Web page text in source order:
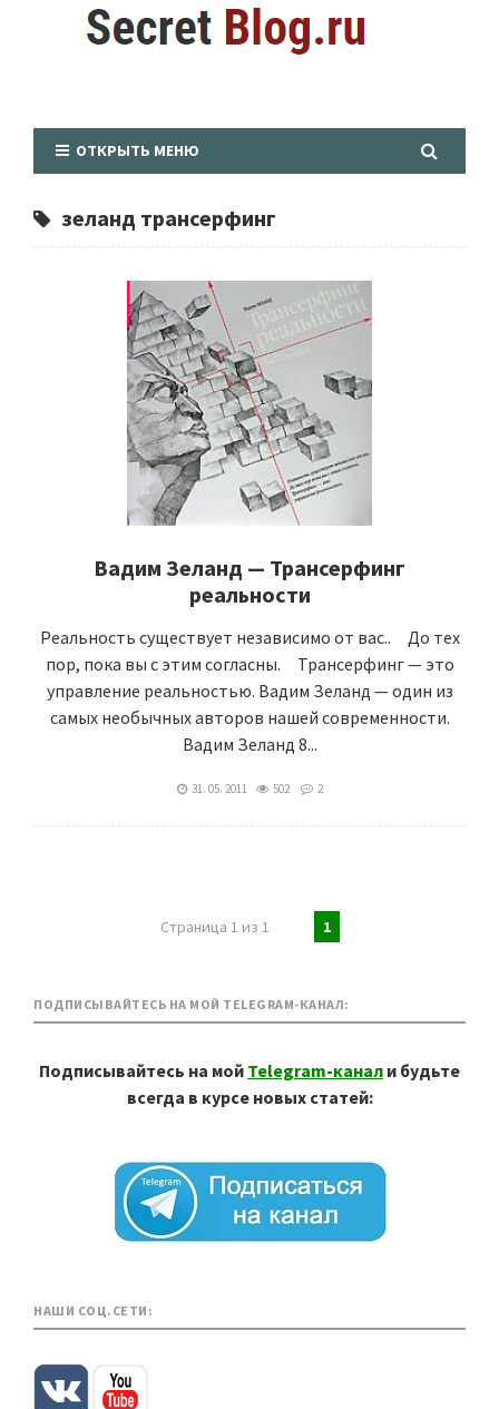
ОТКРЫТЬ МЕНЮ
зеланд трансерфинг
Вадим Зеланд — Трансерфинг
реальности
Реальность существует независимо от вас.. До тех
пор, пока вы с этим согласны. Трансерфинг — это
управление реальностью. Вадим Зеланд — один из
самых необычных авторов нашей современности.
Вадим Зеланд 8...
31. 05. 2011 502 2
Страница 1 из 1 1
ПОДПИСЫВАЙТЕСЬ НА МОЙ TELEGRAM-КАНАЛ:
Подписывайтесь на мой Telegram-канал и будьте
всегда в курсе новых статей:
НАШИ СОЦ.СЕТИ: